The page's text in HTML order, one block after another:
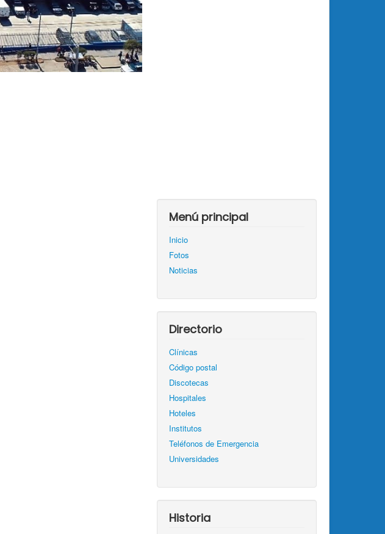
Menú principal
Inicio
Fotos
Noticias
Directorio
Clínicas
Código postal
Discotecas
Hospitales
Hoteles
Institutos
Teléfonos de Emergencia
Universidades
Historia